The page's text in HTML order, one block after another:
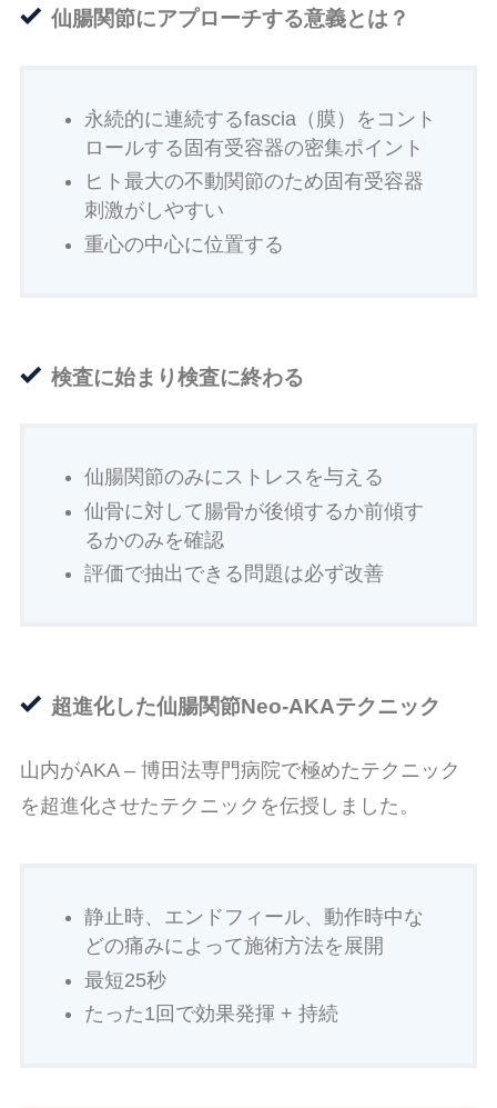
仙腸関節にアプローチする意義とは？
永続的に連続するfascia（膜）をコント
ロールする固有受容器の密集ポイント
ヒト最大の不動関節のため固有受容器
刺激がしやすい
重心の中心に位置する
検査に始まり検査に終わる
仙腸関節のみにストレスを与える
仙骨に対して腸骨が後傾するか前傾す
るかのみを確認
評価で抽出できる問題は必ず改善
超進化した仙腸関節Neo-AKAテクニック
山内がAKA – 博田法専門病院で極めたテクニック
を超進化させたテクニックを伝授しました。
静止時、エンドフィール、動作時中な
どの痛みによって施術方法を展開
最短25秒
たった1回で効果発揮 + 持続